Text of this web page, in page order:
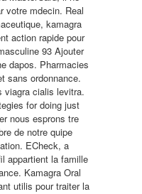
votre mdecin. Real
kamagra
action rapide pour
93 Ajouter
dapos. Pharmacies
sans ordonnance.
viagra cialis levitra.
for doing just
nous esprons tre
de notre quipe
ECheck, a
appartient la famille
Kamagra Oral
utilis pour traiter la